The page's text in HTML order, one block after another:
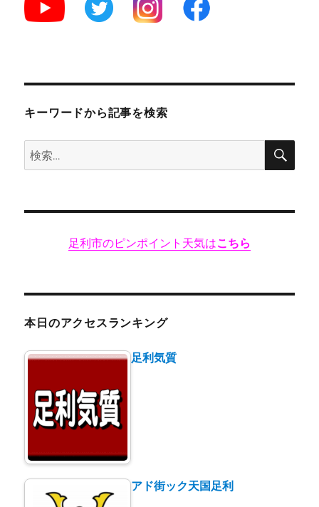
わ
い
ク
レ
“ス
ベ
ー
キーワードから記事を検索
検
索:
検
足利市のピンポイント天気はこちら
本日のアクセスランキング
足利気質
アド街ック天国足利